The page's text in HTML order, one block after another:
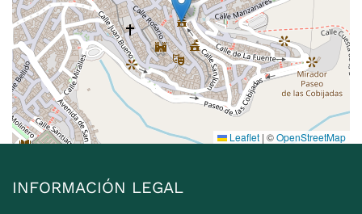
Leaflet | ©OpenStreetMap
INFORMACIÓN LEGAL